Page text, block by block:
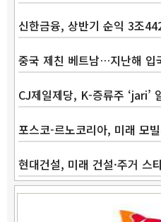
신한금융, 상반기 순익 3조
중국 제친 베트남…지난해
CJ제일제당, K-증류주 ‘jari’
포스코-르노코리아, 미래 모
현대건설, 미래 건설·주거 스